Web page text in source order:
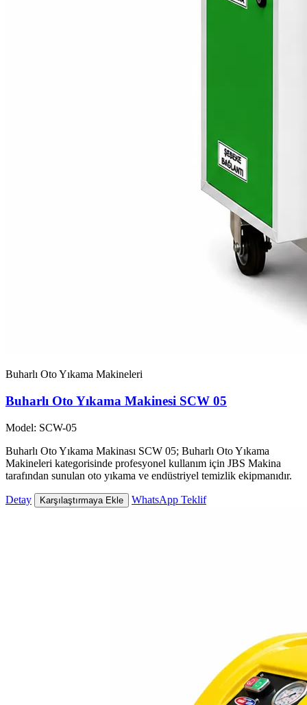
Buharlı Oto Yıkama Makineleri
Buharlı Oto Yıkama Makinesi SCW 05
Model: SCW-05
Buharlı Oto Yıkama Makinası SCW 05; Buharlı Oto Yıkama
Makineleri kategorisinde profesyonel kullanım için JBS Makina
tarafından sunulan oto yıkama ve endüstriyel temizlik ekipmanıdır.
Detay Karşılaştırmaya Ekle WhatsApp Teklif